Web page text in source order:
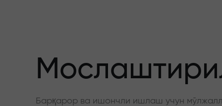
Барқарор ва ишончли ишлаш учун